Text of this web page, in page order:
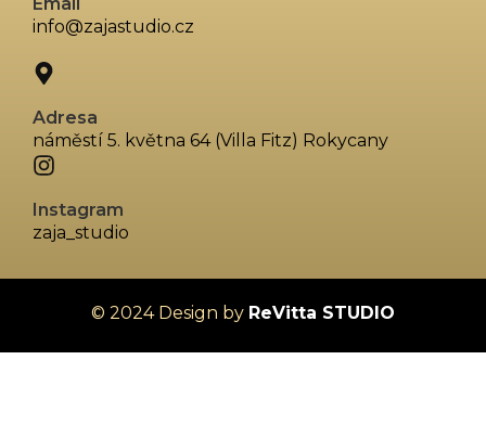
info@zajastudio.cz
Adresa
náměstí 5. května 64 (Villa Fitz) Rokycany
Instagram
zaja_studio
© 2024 Design by ReVitta STUDIO